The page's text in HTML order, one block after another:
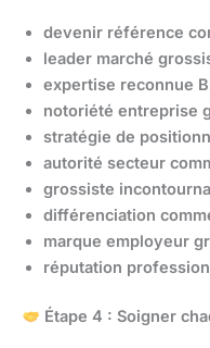
devenir référence
leader marché
expertise reconnue
notoriété entreprise
stratégie de
autorité secteur
grossiste
différenciation
marque employeur
réputation
Étape 4 : Soigner